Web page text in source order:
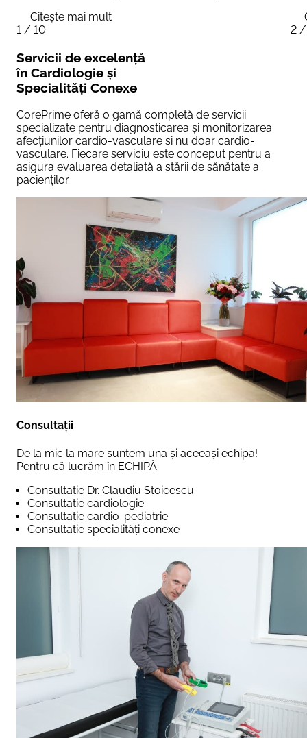
2025.Această certificare este acordată centrelor
medicale care îndeplinesc criterii riguroase de calitate,
Citește mai mult
1 / 10
un
2 /
Servicii de excelență
în Cardiologie și
Specialități Conexe
CorePrime oferă o gamă completă de servicii
specializate pentru diagnosticarea și monitorizarea
afecțiunilor cardio-vasculare si nu doar cardio-
vasculare. Fiecare serviciu este conceput pentru a
asigura evaluarea detaliată a stării de sănătate a
pacienților.
Consultații
De la mic la mare suntem una și aceeași echipa!
Pentru că lucrăm în ECHIPĂ.
Consultație Dr. Claudiu Stoicescu
Consultație cardiologie
Consultație cardio-pediatrie
Consultație specialități conexe